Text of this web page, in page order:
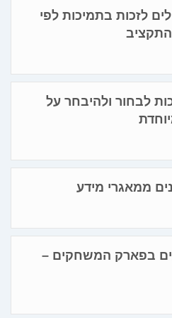
לזכות בתמיכות לפי
לבחור ולהיבחר על
ממאגרי מידע
בפארק המשחקים –